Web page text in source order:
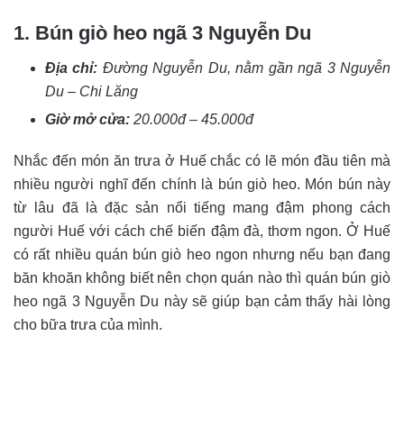
1. Bún giò heo ngã 3 Nguyễn Du
Địa chỉ: Đường Nguyễn Du, nằm gần ngã 3 Nguyễn
Du – Chi Lăng
Giờ mở cửa: 20.000đ – 45.000đ
Nhắc đến món ăn trưa ở Huế chắc có lẽ món đầu tiên mà
nhiều người nghĩ đến chính là bún giò heo. Món bún này
từ lâu đã là đặc sản nổi tiếng mang đậm phong cách
người Huế với cách chế biến đậm đà, thơm ngon. Ở Huế
có rất nhiều quán bún giò heo ngon nhưng nếu bạn đang
băn khoăn không biết nên chọn quán nào thì quán bún giò
heo ngã 3 Nguyễn Du này sẽ giúp bạn cảm thấy hài lòng
cho bữa trưa của mình.